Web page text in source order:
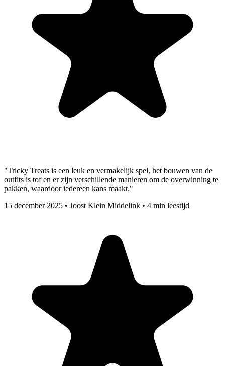
"Tricky Treats is een leuk en vermakelijk spel, het bouwen van de
outfits is tof en er zijn verschillende manieren om de overwinning te
pakken, waardoor iedereen kans maakt."
15 december 2025 • Joost Klein Middelink • 4 min leestijd